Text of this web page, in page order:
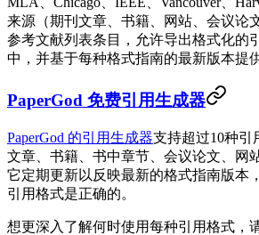
来源（期刊文章、书籍、网站、会议论
参考文献列表条目，允许导出格式化的
中，并基于每种格式指南的最新版本提
PaperGod 免费引用生成器
PaperGod 的引用生成器支持超过10种引
文章、书籍、书中章节、会议论文、网
它定期更新以反映最新的格式指南版本
引用格式是正确的。
想更深入了解何时使用每种引用格式，